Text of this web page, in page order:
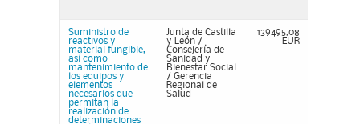
Suministro de
reactivos y
material fungible,
así como
mantenimiento de
los equipos y
elementos
necesarios que
permitan la
realización de
determinaciones
Junta de Castilla
y León /
Consejería de
Sanidad y
Bienestar Social
/ Gerencia
Regional de
Salud
139495,08
EUR